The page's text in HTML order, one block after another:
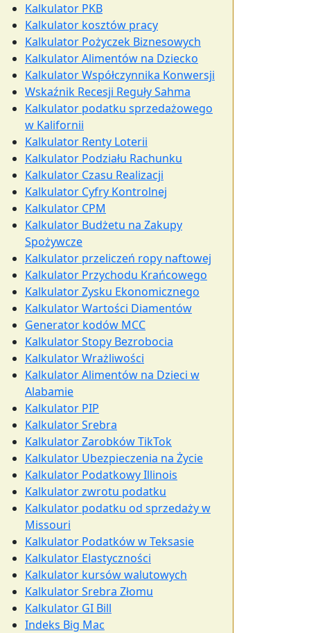
Kalkulator PKB
Kalkulator kosztów pracy
Kalkulator Pożyczek Biznesowych
Kalkulator Alimentów na Dziecko
Kalkulator Współczynnika Konwersji
Wskaźnik Recesji Reguły Sahma
Kalkulator podatku sprzedażowego
w Kalifornii
Kalkulator Renty Loterii
Kalkulator Podziału Rachunku
Kalkulator Czasu Realizacji
Kalkulator Cyfry Kontrolnej
Kalkulator CPM
Kalkulator Budżetu na Zakupy
Spożywcze
Kalkulator przeliczeń ropy naftowej
Kalkulator Przychodu Krańcowego
Kalkulator Zysku Ekonomicznego
Kalkulator Wartości Diamentów
Generator kodów MCC
Kalkulator Stopy Bezrobocia
Kalkulator Wrażliwości
Kalkulator Alimentów na Dzieci w
Alabamie
Kalkulator PIP
Kalkulator Srebra
Kalkulator Zarobków TikTok
Kalkulator Ubezpieczenia na Życie
Kalkulator Podatkowy Illinois
Kalkulator zwrotu podatku
Kalkulator podatku od sprzedaży w
Missouri
Kalkulator Podatków w Teksasie
Kalkulator Elastyczności
Kalkulator kursów walutowych
Kalkulator Srebra Złomu
Kalkulator GI Bill
Indeks Big Mac